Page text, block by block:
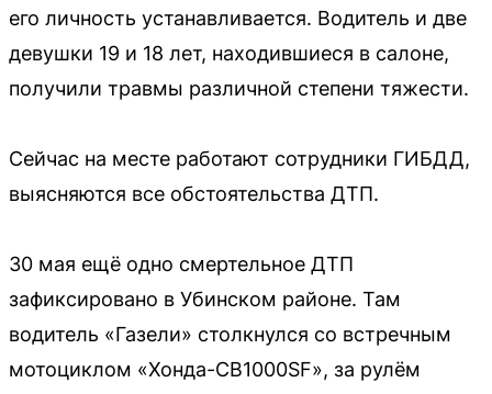
его личность устанавливается. Водитель и две
девушки 19 и 18 лет, находившиеся в салоне,
получили травмы различной степени тяжести.
Сейчас на месте работают сотрудники ГИБДД,
выясняются все обстоятельства ДТП.
30 мая ещё одно смертельное ДТП
зафиксировано в Убинском районе. Там
водитель «Газели» столкнулся со встречным
мотоциклом «Хонда-CB1000SF», за рулём